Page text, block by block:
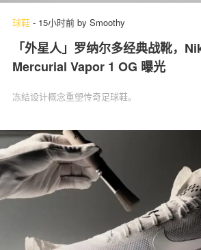
球鞋 - 15小时前 by Smoothy
「外星人」罗纳尔多经典战靴，
Mercurial Vapor 1 OG 曝光
冻结设计概念重塑传奇足球鞋。